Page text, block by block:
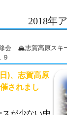
2018年
会 🏔志賀高原スキ
)、志賀高原
されまし
が少ない中